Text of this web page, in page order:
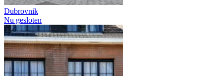
Dubrovnik
Nu gesloten